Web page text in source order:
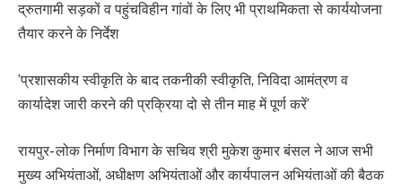
द्रुतगामी सड़कों व पहुंचविहीन गांवों के लिए भी प्राथमिकता से कार्ययोजना
तैयार करने के निर्देश
’प्रशासकीय स्वीकृति के बाद तकनीकी स्वीकृति, निविदा आमंत्रण व
कार्यादेश जारी करने की प्रक्रिया दो से तीन माह में पूर्ण करें’
रायपुर- लोक निर्माण विभाग के सचिव श्री मुकेश कुमार बंसल ने आज सभी
मुख्य अभियंताओं, अधीक्षण अभियंताओं और कार्यपालन अभियंताओं की बैठक